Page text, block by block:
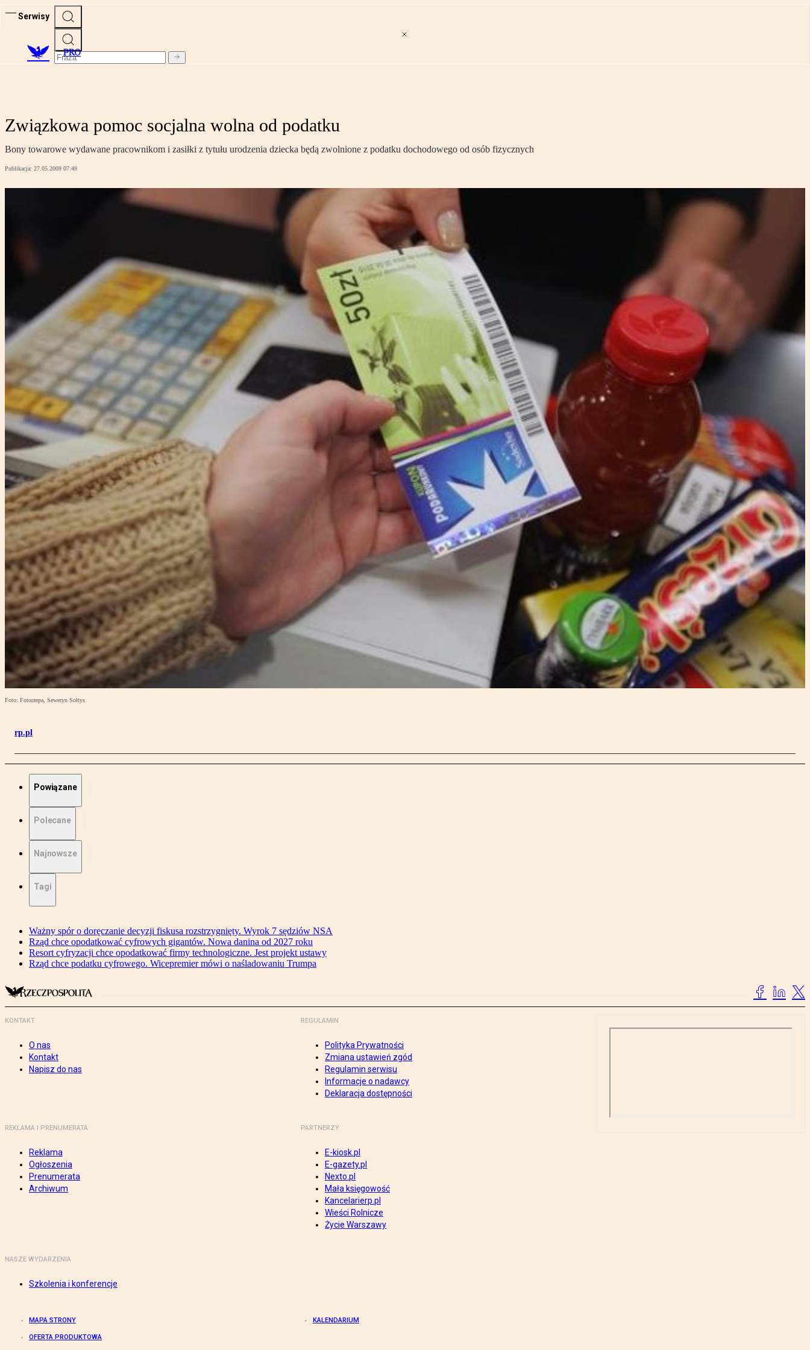
Serwisy
PRO
Związkowa pomoc socjalna wolna od podatku
Bony towarowe wydawane pracownikom i zasiłki z tytułu urodzenia dziecka będą zwolnione z podatku dochodowego od osób fizycznych
Publikacja: 27.05.2009 07:49
Foto: Fotorzepa, Seweryn Sołtys
rp.pl
Powiązane
Polecane
Najnowsze
Tagi
Ważny spór o doręczanie decyzji fiskusa rozstrzygnięty. Wyrok 7 sędziów NSA
Rząd chce opodatkować cyfrowych gigantów. Nowa danina od 2027 roku
Resort cyfryzacji chce opodatkować firmy technologiczne. Jest projekt ustawy
Rząd chce podatku cyfrowego. Wicepremier mówi o naśladowaniu Trumpa
KONTAKT
O nas
Kontakt
Napisz do nas
REGULAMIN
Polityka Prywatności
Zmiana ustawień zgód
Regulamin serwisu
Informacje o nadawcy
Deklaracja dostępności
REKLAMA I PRENUMERATA
Reklama
Ogłoszenia
Prenumerata
Archiwum
PARTNERZY
E-kiosk.pl
E-gazety.pl
Nexto.pl
Mała księgowość
Kancelarierp.pl
Wieści Rolnicze
Życie Warszawy
NASZE WYDARZENIA
Szkolenia i konferencje
MAPA STRONY KALENDARIUM
OFERTA PRODUKTOWA